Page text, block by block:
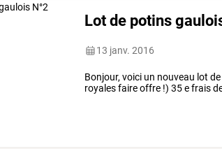
Lot de potins
13 janv. 2016
Bonjour, voici un nouveau lot
royales faire offre !) 35 e frais